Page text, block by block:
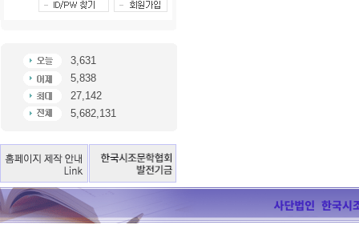
3,631
5,838
27,142
5,682,131